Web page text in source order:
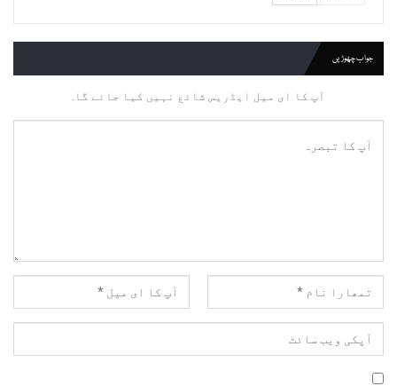
جواب چھوڑیں
آپ کا ای میل ایڈریس شائع نہیں کیا جائے گا.